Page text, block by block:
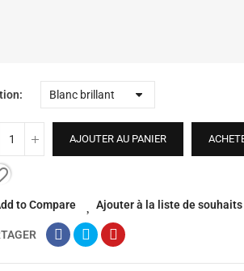
AJOUTER AU PANIER
to Compare Ajouter à la liste de souhaits